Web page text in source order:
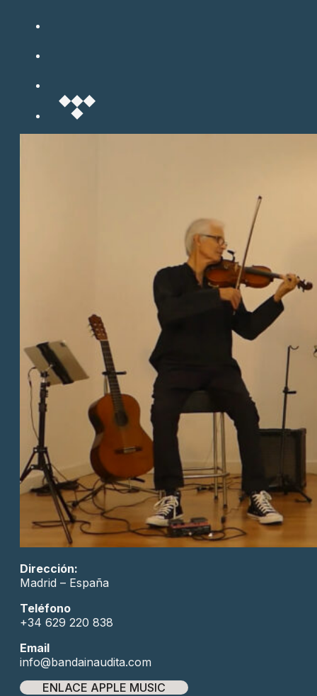
Dirección:
Madrid – España
Teléfono
+34 629 220 838
Email
info@bandainaudita.com
ENLACE APPLE MUSIC